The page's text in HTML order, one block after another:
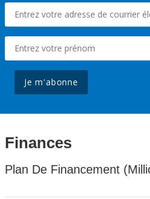
Je m'abonne
Finances
Plan De Financement